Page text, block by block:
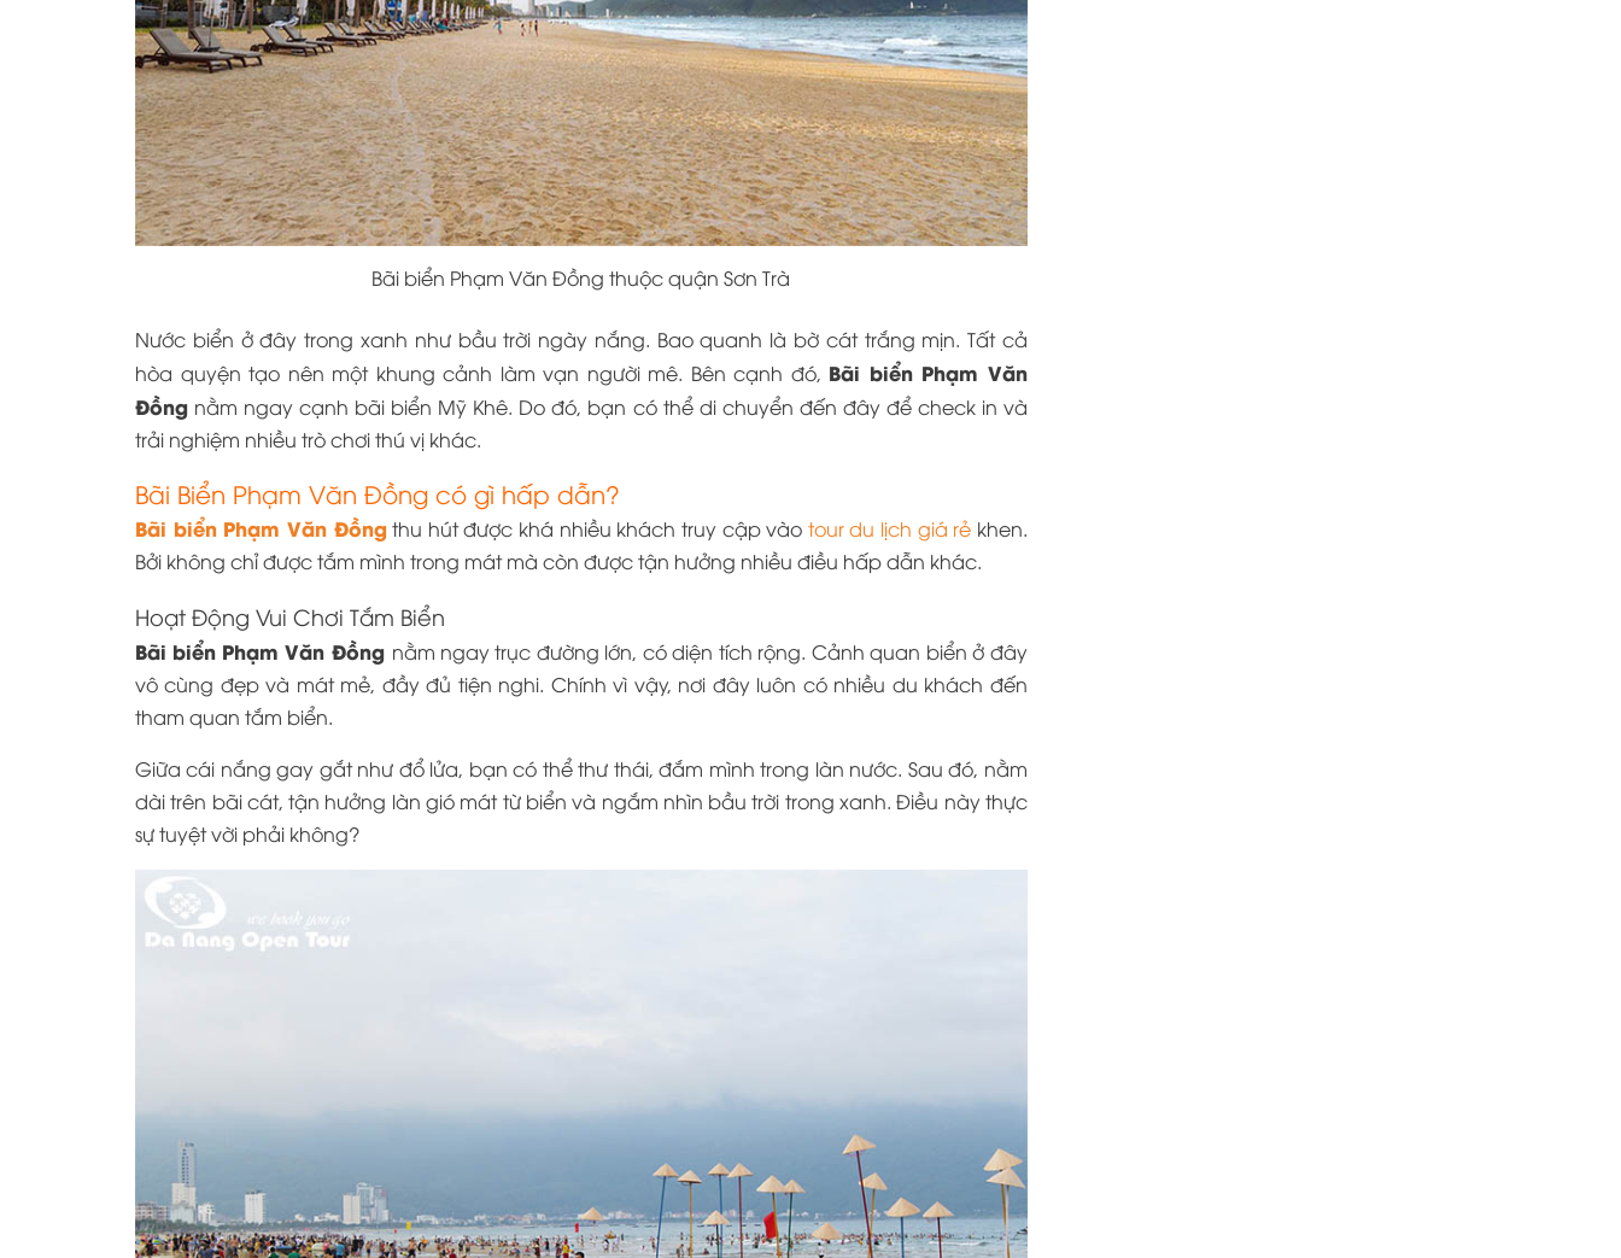
Bãi biển Phạm Văn Đồng thuộc quận Sơn Trà
Nước biển ở đây trong xanh như bầu trời ngày nắng. Bao quanh là bờ cát trắng mịn. Tất cả
hòa quyện tạo nên một khung cảnh làm vạn người mê. Bên cạnh đó, Bãi biển Phạm Văn
Đồng nằm ngay cạnh bãi biển Mỹ Khê. Do đó, bạn có thể di chuyển đến đây để check in và
trải nghiệm nhiều trò chơi thú vị khác.
Bãi Biển Phạm Văn Đồng có gì hấp dẫn?
Bãi biển Phạm Văn Đồngthu hút được khá nhiều khách truy cập vào tour du lịch giá rẻ khen.
Bởi không chỉ được tắm mình trong mát mà còn được tận hưởng nhiều điều hấp dẫn khác.
Hoạt Động Vui Chơi Tắm Biển
Bãi biển Phạm Văn Đồng nằm ngay trục đường lớn, có diện tích rộng. Cảnh quan biển ở đây
vô cùng đẹp và mát mẻ, đầy đủ tiện nghi. Chính vì vậy, nơi đây luôn có nhiều du khách đến
tham quan tắm biển.
Giữa cái nắng gay gắt như đổ lửa, bạn có thể thư thái, đắm mình trong làn nước. Sau đó, nằm
dài trên bãi cát, tận hưởng làn gió mát từ biển và ngắm nhìn bầu trời trong xanh. Điều này thực
sự tuyệt vời phải không?